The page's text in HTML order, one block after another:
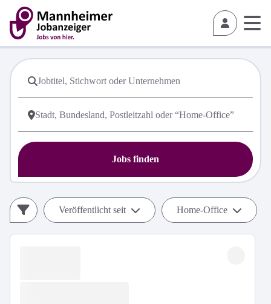
Jobs finden
Veröffentlicht seit Home-Office